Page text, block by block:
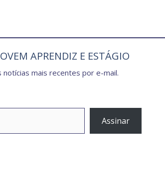
APRENDIZ E ESTÁGIO
mais recentes por e-mail.
Assinar